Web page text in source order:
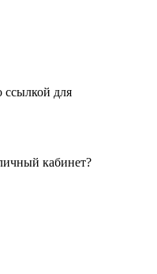
ссылкой для
кабинет?